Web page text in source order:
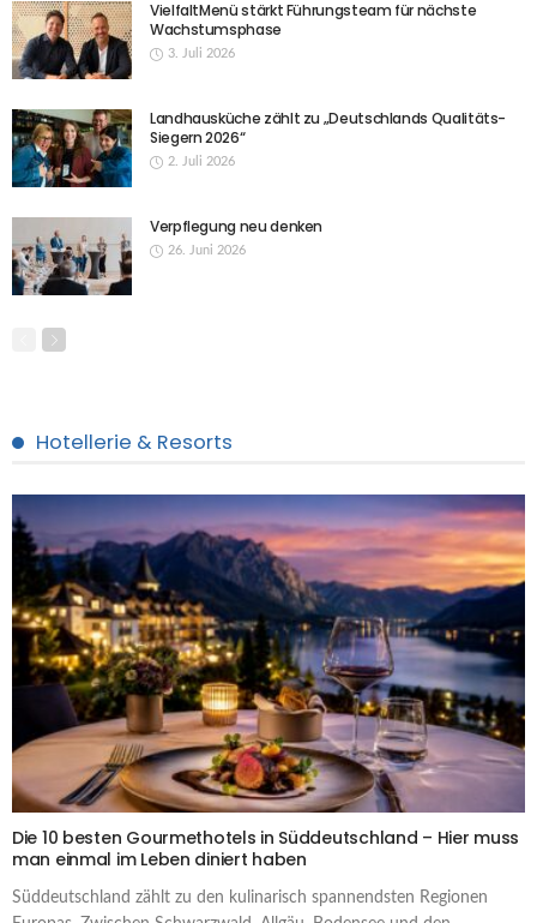
VielfaltMenü stärkt Führungsteam für nächste
Wachstumsphase
3. Juli 2026
Landhausküche zählt zu „Deutschlands Qualitäts-
Siegern 2026“
2. Juli 2026
Verpflegung neu denken
26. Juni 2026
Hotellerie & Resorts
Die 10 besten Gourmethotels in Süddeutschland – Hier muss
man einmal im Leben diniert haben
Süddeutschland zählt zu den kulinarisch spannendsten Regionen